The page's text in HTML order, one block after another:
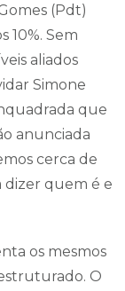
(Pdt)
10%. Sem
aliados
Simone
que
anunciada
cerca de
dizer quem é e
os mesmos
O